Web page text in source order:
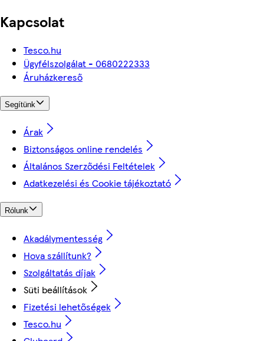
Kapcsolat
Tesco.hu
Ügyfélszolgálat - 0680222333
Áruházkereső
Segítünk
Árak
Biztonságos online rendelés
Általános Szerződési Feltételek
Adatkezelési és Cookie tájékoztató
Rólunk
Akadálymentesség
Hova szállítunk?
Szolgáltatás díjak
Süti beállítások
Fizetési lehetőségek
Tesco.hu